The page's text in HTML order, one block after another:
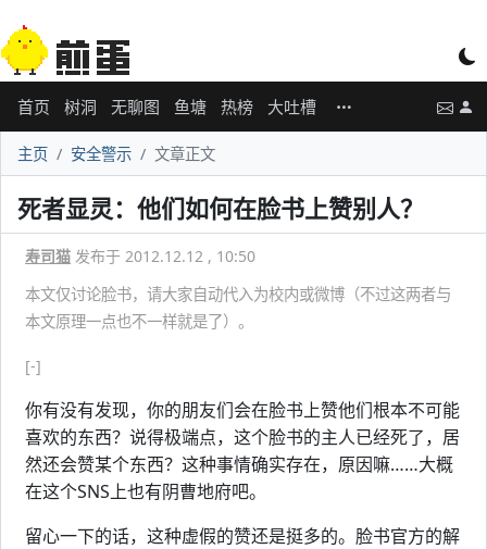
首页 树洞 无聊图 鱼塘 热榜 大吐槽
主页 安全警示 文章正文
死者显灵：他们如何在脸书上赞别人？
寿司猫 发布于 2012.12.12 , 10:50
本文仅讨论脸书，请大家自动代入为校内或微博（不过这两者与
本文原理一点也不一样就是了）。
[-]
你有没有发现，你的朋友们会在脸书上赞他们根本不可能
喜欢的东西？说得极端点，这个脸书的主人已经死了，居
然还会赞某个东西？这种事情确实存在，原因嘛……大概
在这个SNS上也有阴曹地府吧。
留心一下的话，这种虚假的赞还是挺多的。脸书官方的解